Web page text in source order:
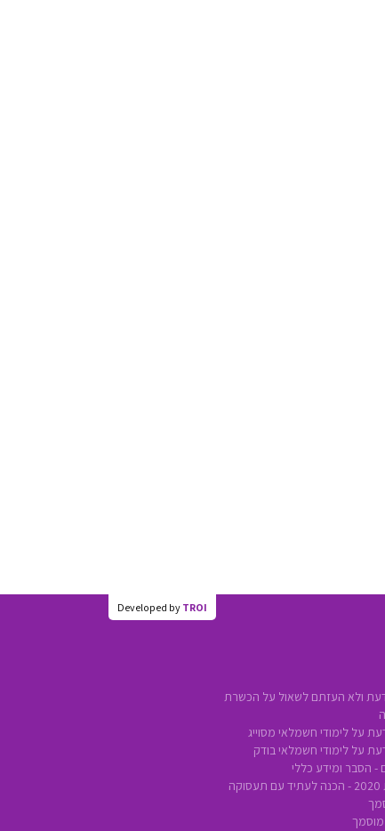
Developed by TROI
ולא העזתם לשאול על הכשרת
על לימודי חשמלאי מסוייג
על לימודי חשמלאי בודק
- הסבר ומידע כללי
מוסמך